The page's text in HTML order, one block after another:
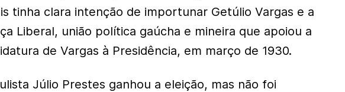
tinha clara intenção de importunar Getúlio Vargas e a
Liberal, união política gaúcha e mineira que apoiou a
de Vargas à Presidência, em março de 1930.
Júlio Prestes ganhou a eleição, mas não foi